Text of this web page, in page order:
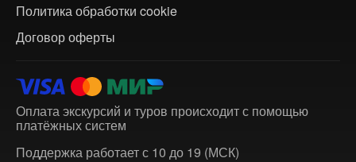
Политика обработки cookie
Договор оферты
Оплата экскурсий и туров происходит с помощью
платёжных систем
Поддержка работает с 10 до 19 (МСК)